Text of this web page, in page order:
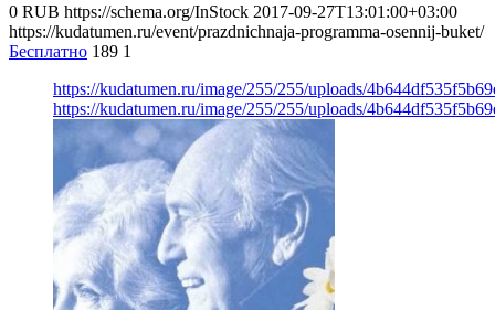
0 RUB https://schema.org/InStock 2017-09-27T13:01:00+03:00
https://kudatumen.ru/event/prazdnichnaja-programma-osennij-buket/
Бесплатно 189 1
https://kudatumen.ru/image/255/255/uploads/
https://kudatumen.ru/image/255/255/uploads/